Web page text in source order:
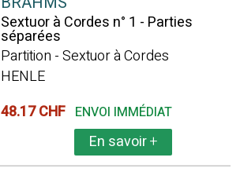
Sextuor à Cordes n° 1 - Parties
séparées
Partition - Sextuor à Cordes
HENLE
48.17 CHF ENVOI IMMÉDIAT
En savoir+